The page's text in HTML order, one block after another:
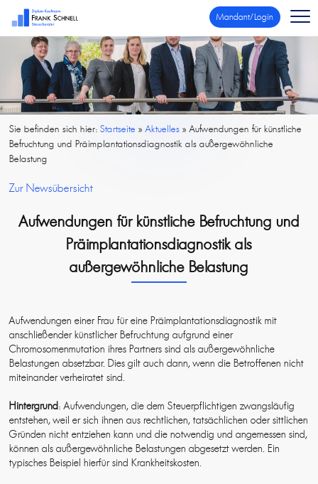
Mandant/Login
Sie befinden sich hier:Startseite »Aktuelles »Aufwendungen für künstliche
Befruchtung und Präimplantationsdiagnostik als außergewöhnliche
Belastung
Zur Newsübersicht
Aufwendungen für künstliche Befruchtung und
Präimplantationsdiagnostik als
außergewöhnliche Belastung
Aufwendungen einer Frau für eine Präimplantationsdiagnostik mit
anschließender künstlicher Befruchtung aufgrund einer
Chromosomenmutation ihres Partners sind als außergewöhnliche
Belastungen absetzbar. Dies gilt auch dann, wenn die Betroffenen nicht
miteinander verheiratet sind.
Hintergrund: Aufwendungen, die dem Steuerpflichtigen zwangsläufig
entstehen, weil er sich ihnen aus rechtlichen, tatsächlichen oder sittlichen
Gründen nicht entziehen kann und die notwendig und angemessen sind,
können als außergewöhnliche Belastungen abgesetzt werden. Ein
typisches Beispiel hierfür sind Krankheitskosten.